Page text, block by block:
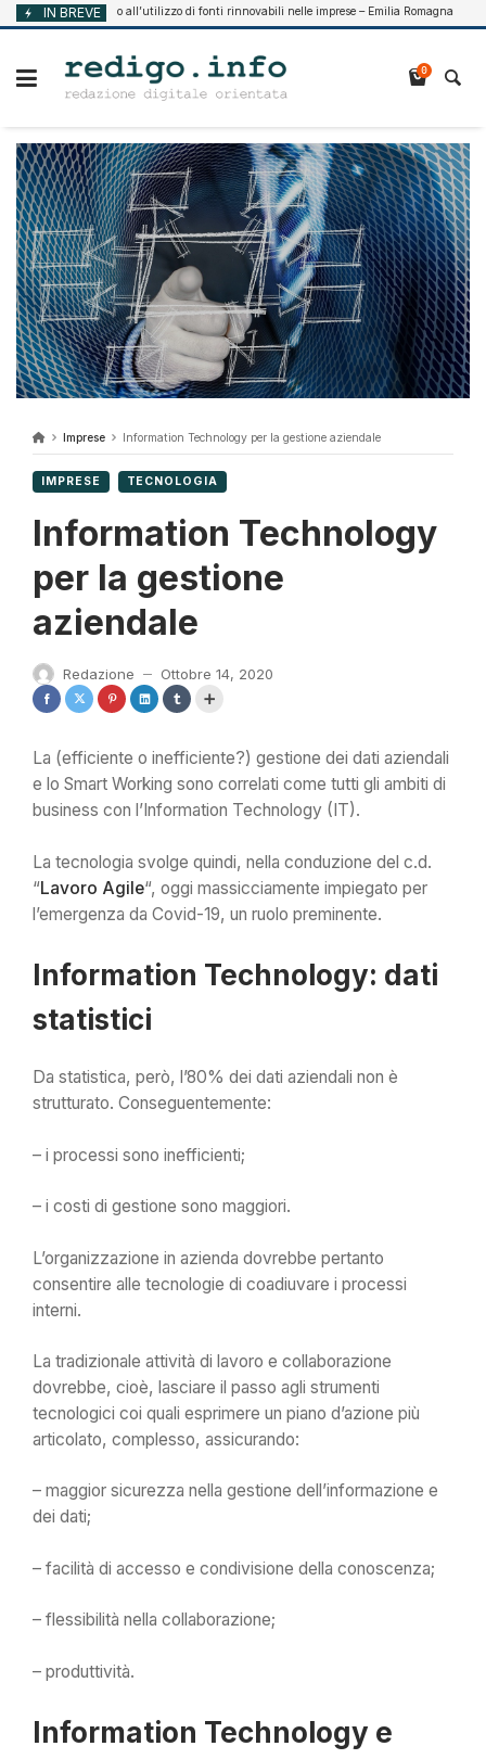
Vai
al
IN BREVE
Supporto all’utilizzo di fonti rinnovabili nelle imprese – Emilia Romagna Agosto
0
Imprese Information Technology per la gestione aziendale
IMPRESE TECNOLOGIA
Information Technology
per la gestione
aziendale
Redazione — Ottobre 14, 2020
La (efficiente o inefficiente?) gestione dei dati aziendali
e lo Smart Working sono correlati come tutti gli ambiti di
business con l’Information Technology (IT).
La tecnologia svolge quindi, nella conduzione del c.d.
“Lavoro Agile“, oggi massicciamente impiegato per
l’emergenza da Covid-19, un ruolo preminente.
Information Technology: dati
statistici
Da statistica, però, l’80% dei dati aziendali non è
strutturato. Conseguentemente:
– i processi sono inefficienti;
– i costi di gestione sono maggiori.
L’organizzazione in azienda dovrebbe pertanto
consentire alle tecnologie di coadiuvare i processi
interni.
La tradizionale attività di lavoro e collaborazione
dovrebbe, cioè, lasciare il passo agli strumenti
tecnologici coi quali esprimere un piano d’azione più
articolato, complesso, assicurando:
– maggior sicurezza nella gestione dell’informazione e
dei dati;
– facilità di accesso e condivisione della conoscenza;
– flessibilità nella collaborazione;
– produttività.
Information Technology e